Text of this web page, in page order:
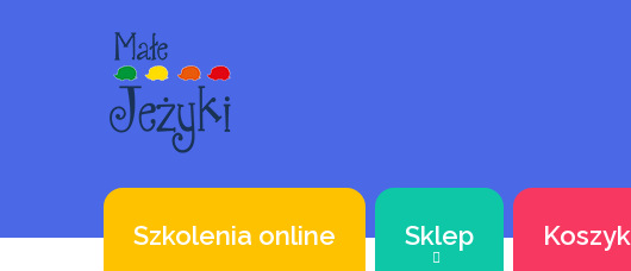
Szkolenia online Sklep Koszyk